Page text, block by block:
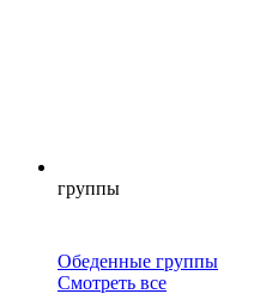
группы
Обеденные группы
Смотреть все